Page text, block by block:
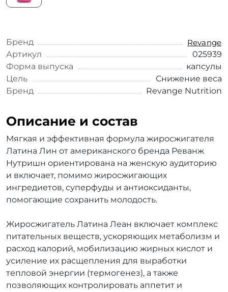
Бренд
Revange
Артикул
025939
Форма выпуска
капсулы
Цель
Снижение веса
Бренд
Revange Nutrition
Описание и состав
Мягкая и эффективная формула жиросжигателя
Латина Лин от американского бренда Реванж
Нутришн ориентирована на женскую аудиторию
и включает, помимо жиросжигающих
ингредиетов, суперфуды и антиоксиданты,
помогающие сохранить молодость.
Жиросжигатель Латина Леан включает комплекс
питательных веществ, ускоряющих метаболизм и
расход калорий, мобилизацию жирных кислот и
усиление их расщепления для выработки
тепловой энергии (термогенез), а также
позволяющих контролировать аппетит и